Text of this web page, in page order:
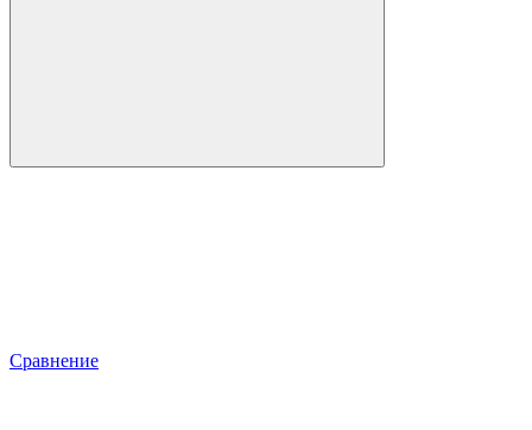
Сравнение